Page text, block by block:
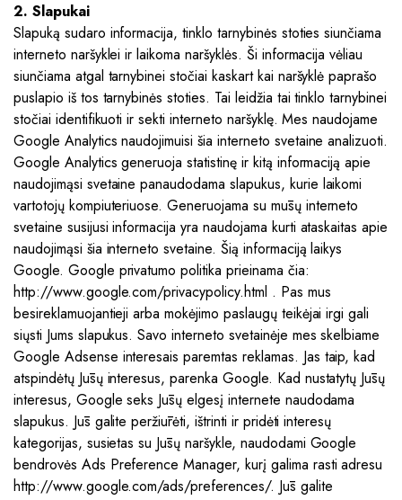
2. Slapukai
Slapuką sudaro informacija, tinklo tarnybinės stoties siunčiama
interneto naršyklei ir laikoma naršyklės. Ši informacija vėliau
siunčiama atgal tarnybinei stočiai kaskart kai naršyklė paprašo
puslapio iš tos tarnybinės stoties. Tai leidžia tai tinklo tarnybinei
stočiai identifikuoti ir sekti interneto naršyklę. Mes naudojame
Google Analytics naudojimuisi šia interneto svetaine analizuoti.
Google Analytics generuoja statistinę ir kitą informaciją apie
naudojimąsi svetaine panaudodama slapukus, kurie laikomi
vartotojų kompiuteriuose. Generuojama su mūsų interneto
svetaine susijusi informacija yra naudojama kurti ataskaitas apie
naudojimąsi šia interneto svetaine. Šią informaciją laikys
Google. Google privatumo politika prieinama čia:
http://www.google.com/privacypolicy.html . Pas mus
besireklamuojantieji arba mokėjimo paslaugų teikėjai irgi gali
siųsti Jums slapukus. Savo interneto svetainėje mes skelbiame
Google Adsense interesais paremtas reklamas. Jas taip, kad
atspindėtų Jūsų interesus, parenka Google. Kad nustatytų Jūsų
interesus, Google seks Jūsų elgesį internete naudodama
slapukus. Jūs galite peržiūrėti, ištrinti ir pridėti interesų
kategorijas, susietas su Jūsų naršykle, naudodami Google
bendrovės Ads Preference Manager, kurį galima rasti adresu
http://www.google.com/ads/preferences/. Jūs galite